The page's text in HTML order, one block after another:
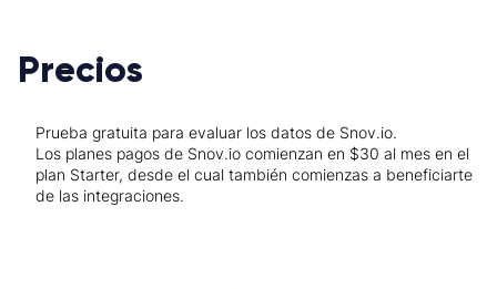
Precios
Prueba gratuita para evaluar los datos de Snov.io.
Los planes pagos de Snov.io comienzan en $30 al mes en el
plan Starter, desde el cual también comienzas a beneficiarte
de las integraciones.